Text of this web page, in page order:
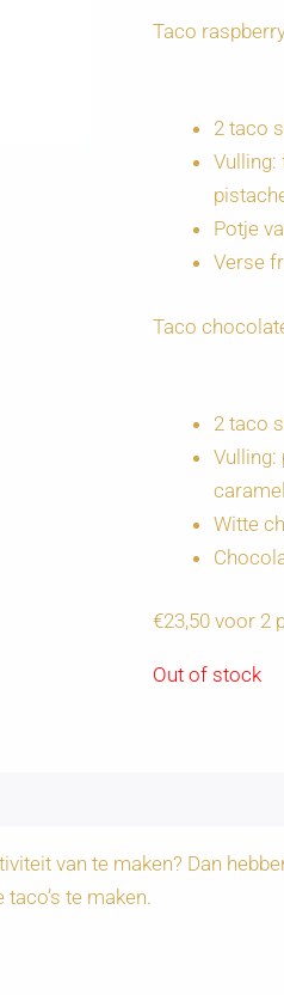
Taco
2 taco
Potje
Verse
Taco
2 taco
Witte
€23,50 voor 2
Out of stock
van te maken? Dan
te maken.